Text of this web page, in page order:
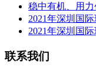
稳中有机、用
2021年深圳国
2021年深圳国
联系我们